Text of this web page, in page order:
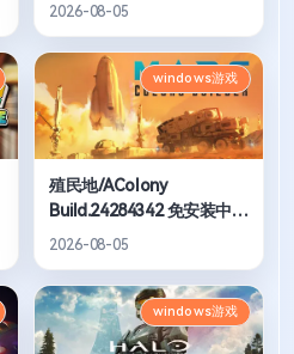
2026-08-05
windows游戏
殖民地/AColony
Build.24284342 免安装中文
版
2026-08-05
windows游戏